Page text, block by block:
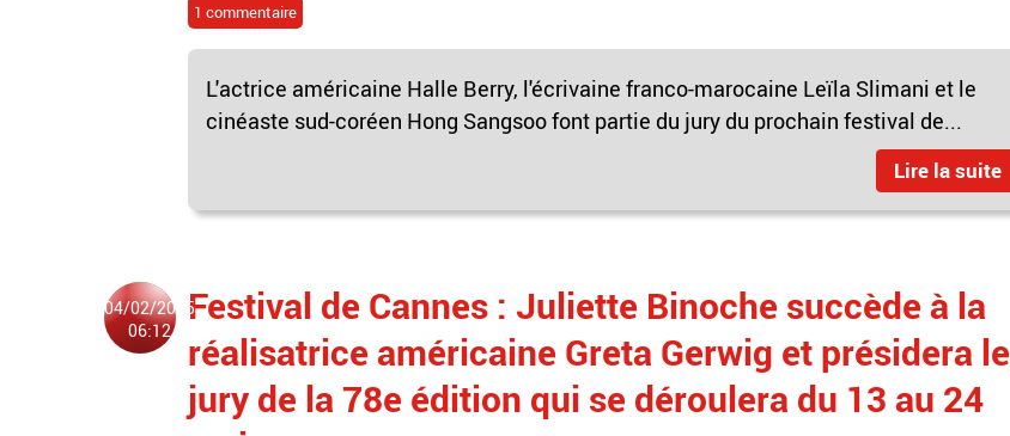
1 commentaire
L'actrice américaine Halle Berry, l'écrivaine franco-marocaine Leïla Slimani et le
cinéaste sud-coréen Hong Sangsoo font partie du jury du prochain festival de...
Lire la suite
04/02/2025
06:12
Festival de Cannes : Juliette Binoche succède à la
réalisatrice américaine Greta Gerwig et présidera le
jury de la 78e édition qui se déroulera du 13 au 24